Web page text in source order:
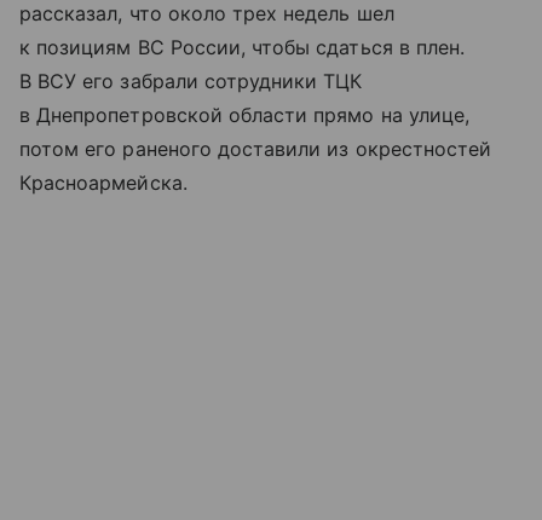
рассказал, что около трех недель шел
к позициям ВС России, чтобы сдаться в плен.
В ВСУ его забрали сотрудники ТЦК
в Днепропетровской области прямо на улице,
потом его раненого доставили из окрестностей
Красноармейска.